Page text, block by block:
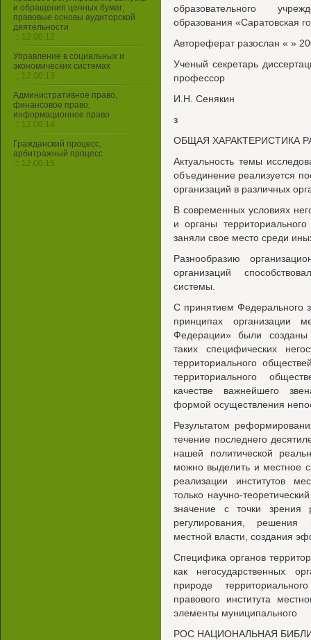
образовательного
образования «Саратовская
Автореферат разослан « »
Ученый секретарь
профессор
И.Н. Сенякин
з
ОБЩАЯ ХАРАКТЕРИСТИКА
Актуальность темы
объединение реализуется
организаций в различных
В современных условиях
и органы
заняли свое место среди
Разнообразию
организаций
системы.
С принятием Федерального
принципах организации
Федерации» были
таких специфических
территориального
территориального
качестве важнейшего
формой осуществления
Результатом
течение последнего
нашей политической
можно выделить и местное
реализации институтов
только научно-
значение с точки зрения
регулирования, решения
местной власти, создания
Специфика органов
как негосударственных
природе
правового института
элементы муниципального
РОС НАЦИОНАЛЬНАЯ
и обращения ценных бумаг;
правовые основы аудиторской
деятельности
::: 12.00.12
Управление в социальных и
экономических системах
::: 12.00.13
Административное право,
финансовое право,
информационное право
::: 12.00.14
Гражданский процесс;
арбитражный процесс
::: 12.00.15